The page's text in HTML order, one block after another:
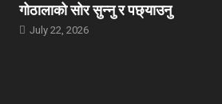
गोठालाको सोर सुन्नु र पछ्याउनु
July 22, 2026